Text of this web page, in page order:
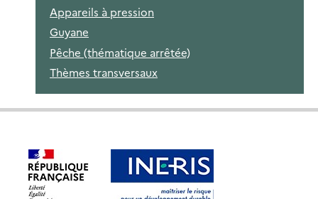
Appareils à pression
Guyane
Pêche (thématique arrêtée)
Thèmes transversaux